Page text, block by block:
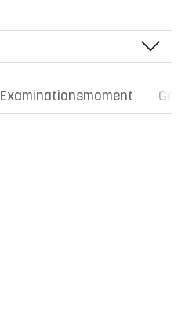
Examinationsmoment